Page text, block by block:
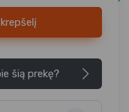
šią prekę?